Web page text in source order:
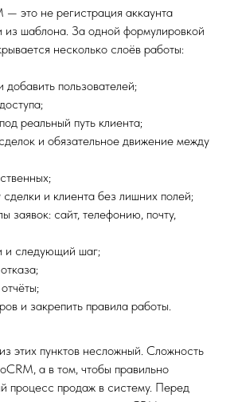
это не регистрация аккаунта
из шаблона. За одной формулировкой
несколько слоёв работы:
добавить пользователей;
реальный путь клиента;
и обязательное движение между
сделки и клиента без лишних полей;
заявок: сайт, телефонию, почту,
и следующий шаг;
и закрепить правила работы.
этих пунктов несложный. Сложность
а в том, чтобы правильно
процесс продаж в систему. Перед